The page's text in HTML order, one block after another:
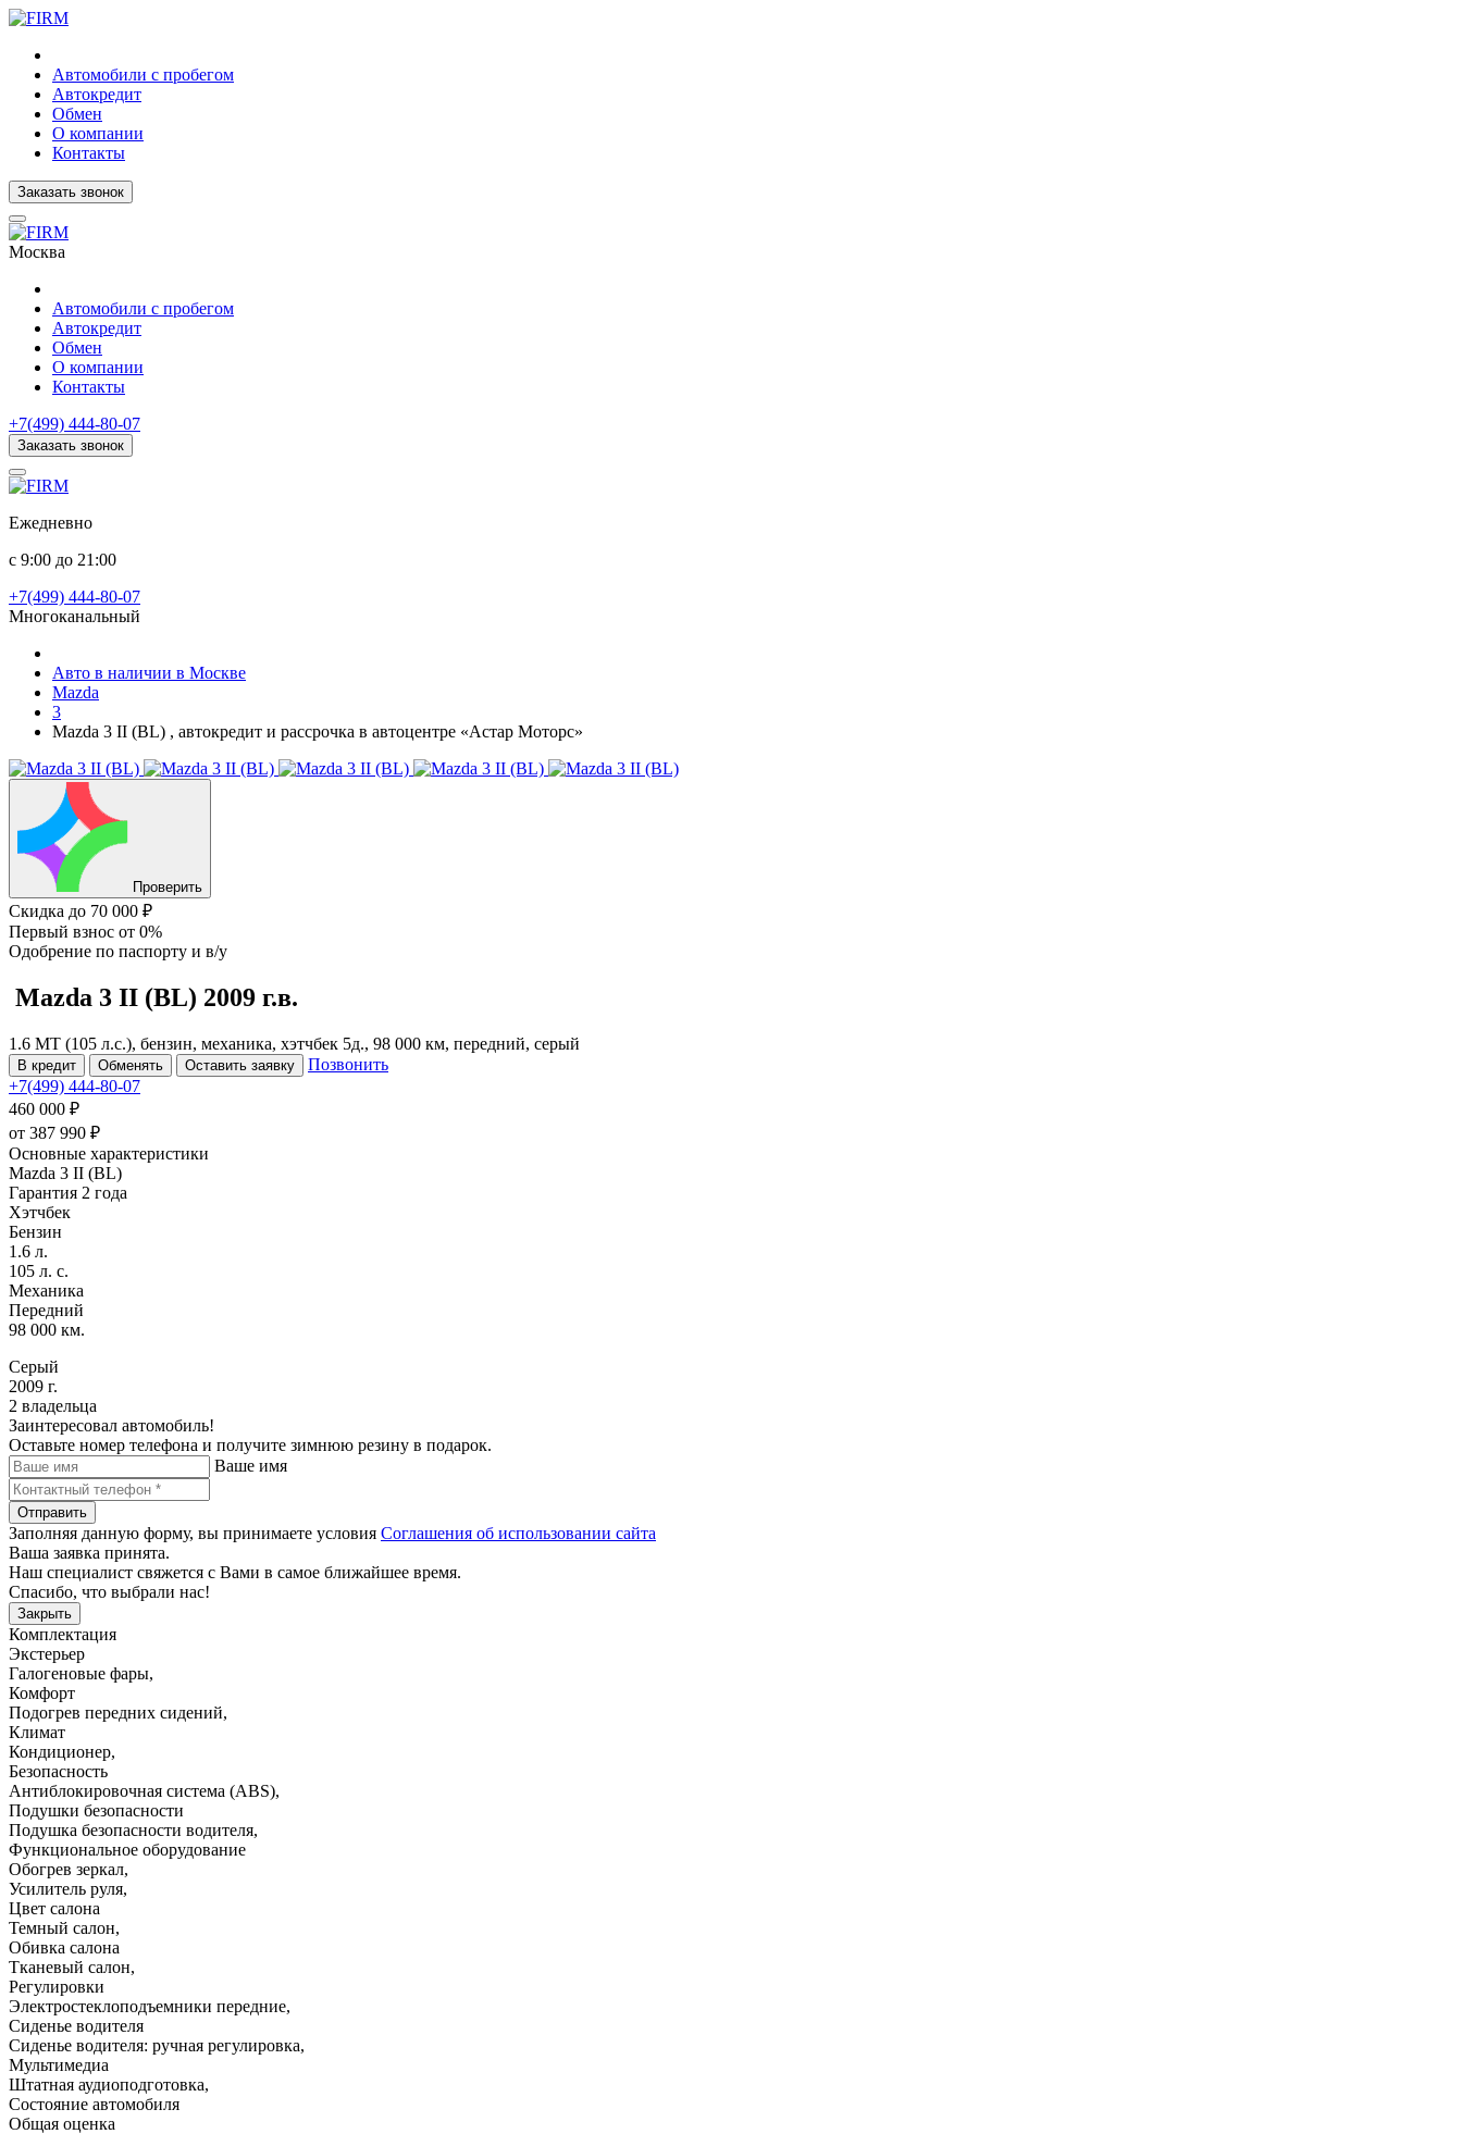
Автомобили с пробегом
Автокредит
Обмен
О компании
Контакты
Заказать звонок
Москва
Автомобили с пробегом
Автокредит
Обмен
О компании
Контакты
+7(499) 444-80-07
Заказать звонок
Ежедневно
с 9:00 до 21:00
+7(499) 444-80-07
Многоканальный
Авто в наличии в Москве
Mazda
3
Mazda 3 II (BL) , автокредит и рассрочка в автоцентре «Астар Моторс»
Проверить
Скидка до 70 000 ₽
Первый взнос от 0%
Одобрение по паспорту и в/у
Mazda 3 II (BL) 2009 г.в.
1.6 MT (105 л.с.), бензин, механика, хэтчбек 5д., 98 000 км, передний, серый
В кредит Обменять Оставить заявку
Позвонить
+7(499) 444-80-07
460 000 ₽
от 387 990 ₽
Основные характеристики
Mazda 3 II (BL)
Гарантия 2 года
Хэтчбек
Бензин
1.6 л.
105 л. с.
Механика
Передний
98 000 км.
Серый
2009 г.
2 владельца
Заинтересовал автомобиль!
Оставьте номер телефона и получите зимнюю резину в подарок.
Ваше имя
Отправить
Заполняя данную форму, вы принимаете условия Соглашения об использовании сайта
Ваша заявка принята.
Наш специалист свяжется с Вами в самое ближайшее время.
Спасибо, что выбрали нас!
Закрыть
Комплектация
Экстерьер
Галогеновые фары,
Комфорт
Подогрев передних сидений,
Климат
Кондиционер,
Безопасность
Антиблокировочная система (ABS),
Подушки безопасности
Подушка безопасности водителя,
Функциональное оборудование
Обогрев зеркал,
Усилитель руля,
Цвет салона
Темный салон,
Обивка салона
Тканевый салон,
Регулировки
Электростеклоподъемники передние,
Сиденье водителя
Сиденье водителя: ручная регулировка,
Мультимедиа
Штатная аудиоподготовка,
Состояние автомобиля
Общая оценка